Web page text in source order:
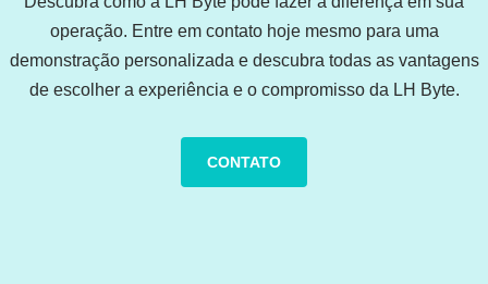
operação. Entre em contato hoje mesmo para uma
demonstração personalizada e descubra todas as vantagens
de escolher a experiência e o compromisso da LH Byte.
CONTATO